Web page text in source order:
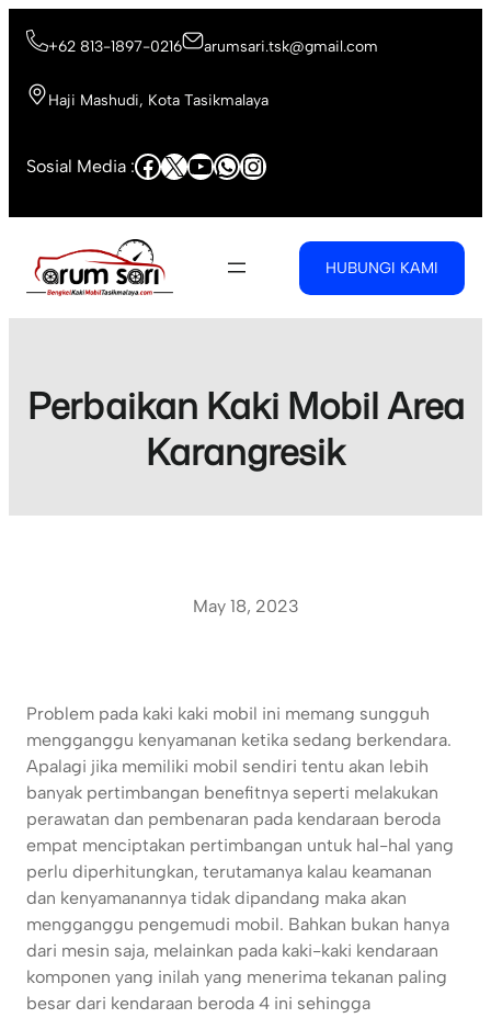
+62 813-1897-0216 arumsari.tsk@gmail.com
Haji Mashudi, Kota Tasikmalaya
Sosial Media :Facebook
X YouTube
WhatsApp
Instagram
HUBUNGI KAMI
Perbaikan Kaki Mobil Area
Karangresik
May 18, 2023
Problem pada kaki kaki mobil ini memang sungguh
mengganggu kenyamanan ketika sedang berkendara.
Apalagi jika memiliki mobil sendiri tentu akan lebih
banyak pertimbangan benefitnya seperti melakukan
perawatan dan pembenaran pada kendaraan beroda
empat menciptakan pertimbangan untuk hal-hal yang
perlu diperhitungkan, terutamanya kalau keamanan
dan kenyamanannya tidak dipandang maka akan
mengganggu pengemudi mobil. Bahkan bukan hanya
dari mesin saja, melainkan pada kaki-kaki kendaraan
komponen yang inilah yang menerima tekanan paling
besar dari kendaraan beroda 4 ini sehingga